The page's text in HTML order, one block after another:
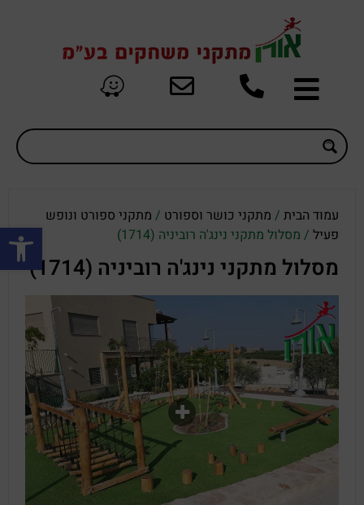
פתח
עמוד הבית / מתקני כושר וספורט / מתקני ספורט ונופש
פעיל / מסלול מתקני נינג'ה רוביניה (1714)
מסלול מתקני נינג'ה רוביניה (1714)